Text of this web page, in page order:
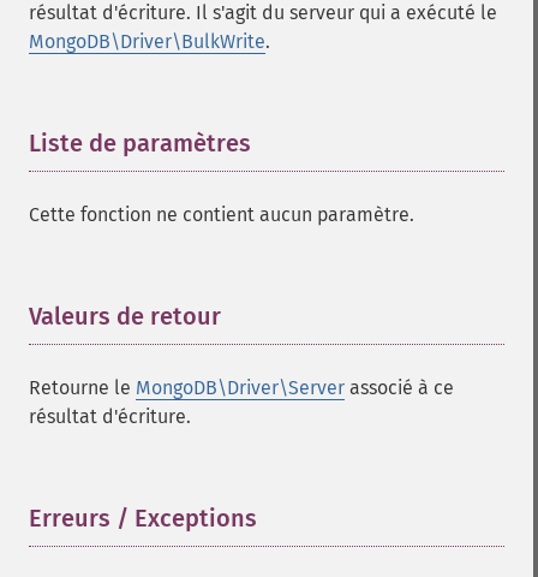
résultat d'écriture. Il s'agit du serveur qui a exécuté le
MongoDB\Driver\BulkWrite.
Liste de paramètres
Cette fonction ne contient aucun paramètre.
Valeurs de retour
Retourne le MongoDB\Driver\Server associé à ce
résultat d'écriture.
Erreurs / Exceptions